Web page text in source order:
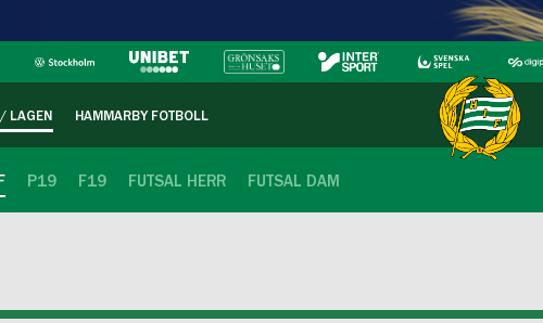
LAGEN HAMMARBY FOTBOLL
P19 F19 FUTSAL HERR FUTSAL DAM